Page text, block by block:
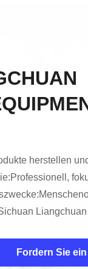
herstellen
Liangchuan
Ltd. ist eine
Fordern Sie